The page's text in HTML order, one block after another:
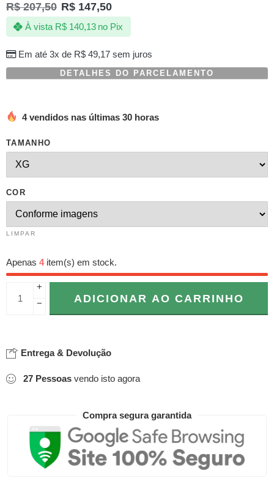
5.00de 5,
com
baseado
em
de
clientes
R$207,50 R$ 147,50
Em até 3x de R$49,17sem juros
À vista R$140,13 no Pix
DETALHES DO PARCELAMENTO
4 vendidos nas últimas 30 horas
TAMANHO
COR
LIMPAR
Apenas 4item(s) em stock.
+
−
ADICIONAR AO CARRINHO
Entrega & Devolução
27 Pessoas vendo isto agora
Compra segura garantida